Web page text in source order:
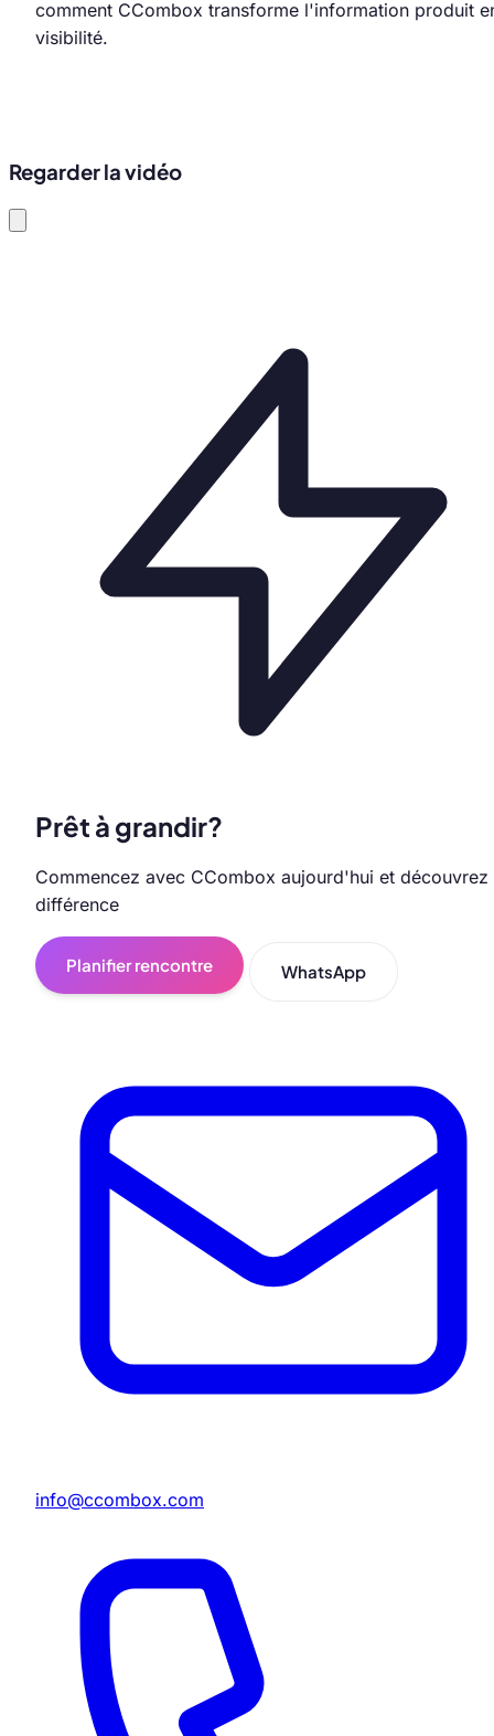
comment CCombox transforme l'information produit
visibilité.
Regarder la vidéo
Prêt à grandir?
Commencez avec CCombox aujourd'hui et découvrez
différence
Planifier rencontre WhatsApp
info@ccombox.com